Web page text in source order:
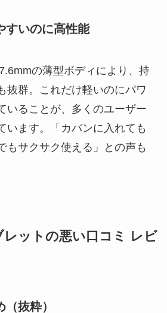
すいのに高性能
の薄型ボディにより、持
抜群。これだけ軽いのにパワ
いることが、多くのユーザー
います。「カバンに入れても
もサクサク使える」との声も
ットの悪い口コミ レビ
抜粋）